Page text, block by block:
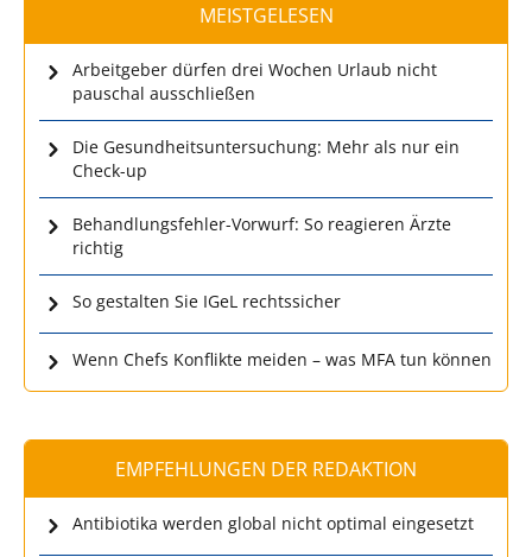
MEISTGELESEN
Arbeitgeber dürfen drei Wochen Urlaub nicht
pauschal ausschließen
Die Gesundheitsuntersuchung: Mehr als nur ein
Check-up
Behandlungsfehler-Vorwurf: So reagieren Ärzte
richtig
So gestalten Sie IGeL rechtssicher
Wenn Chefs Konflikte meiden – was MFA tun können
EMPFEHLUNGEN DER REDAKTION
Antibiotika werden global nicht optimal eingesetzt